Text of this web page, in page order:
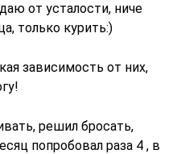
от усталости, ниче
только курить:)
зависимость от них,
решил бросать,
попробовал раза 4 , в